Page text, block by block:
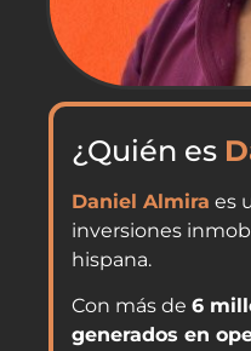
¿Quién es
Daniel Almira es
inversiones
hispana.
Con más de 6
generados en